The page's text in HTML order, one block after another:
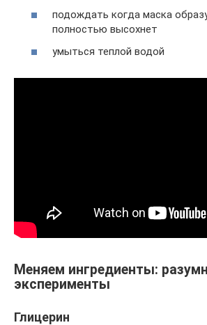
подождать когда маска
полностью высохнет
умыться теплой водой
Меняем ингредиенты:
эксперименты
Глицерин